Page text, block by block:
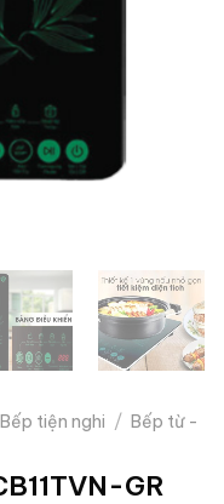
Bếp tiện nghi / Bếp từ -
GR